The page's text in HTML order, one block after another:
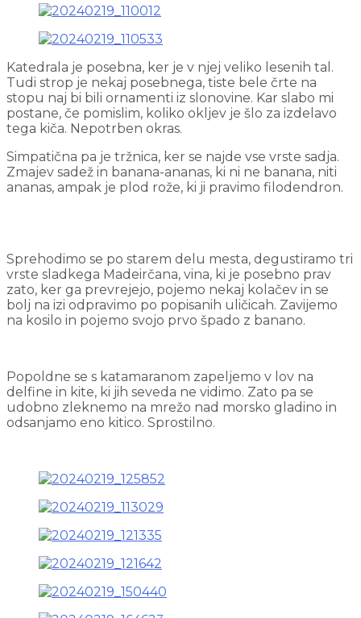
Katedrala je posebna, ker je v njej veliko lesenih tal.
Tudi strop je nekaj posebnega, tiste bele črte na
stopu naj bi bili ornamenti iz slonovine. Kar slabo mi
postane, če pomislim, koliko okljev je šlo za izdelavo
tega kiča. Nepotrben okras.
Simpatična pa je tržnica, ker se najde vse vrste sadja.
Zmajev sadež in banana-ananas, ki ni ne banana, niti
ananas, ampak je plod rože, ki ji pravimo filodendron.
Sprehodimo se po starem delu mesta, degustiramo tri
vrste sladkega Madeirčana, vina, ki je posebno prav
zato, ker ga prevrejejo, pojemo nekaj kolačev in se
bolj na izi odpravimo po popisanih uličicah. Zavijemo
na kosilo in pojemo svojo prvo špado z banano.
Popoldne se s katamaranom zapeljemo v lov na
delfine in kite, ki jih seveda ne vidimo. Zato pa se
udobno zleknemo na mrežo nad morsko gladino in
odsanjamo eno kitico. Sprostilno.